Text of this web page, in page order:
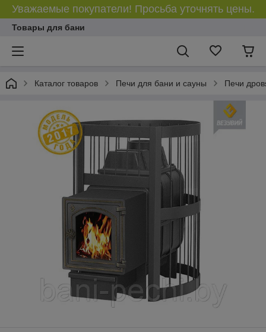
Уважаемые покупатели! Просьба уточнять цены.
Товары для бани
Каталог товаров Печи для бани и сауны Печи